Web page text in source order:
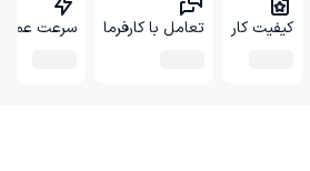
کیفیت کار تعامل با کارفرما سرعت عمل